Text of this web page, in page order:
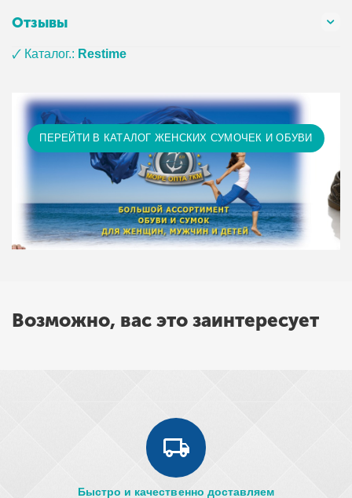
Отзывы
🗸 Каталог.: Restime
ПЕРЕЙТИ В КАТАЛОГ ЖЕНСКИХ СУМОЧЕК И ОБУВИ
Возможно, вас это заинтересует
Быстро и качественно доставляем